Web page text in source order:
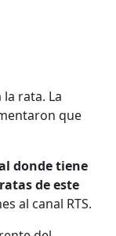
rata. La
que
donde tiene
de este
al canal RTS.